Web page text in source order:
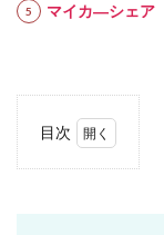
マイカ―シェア
目次